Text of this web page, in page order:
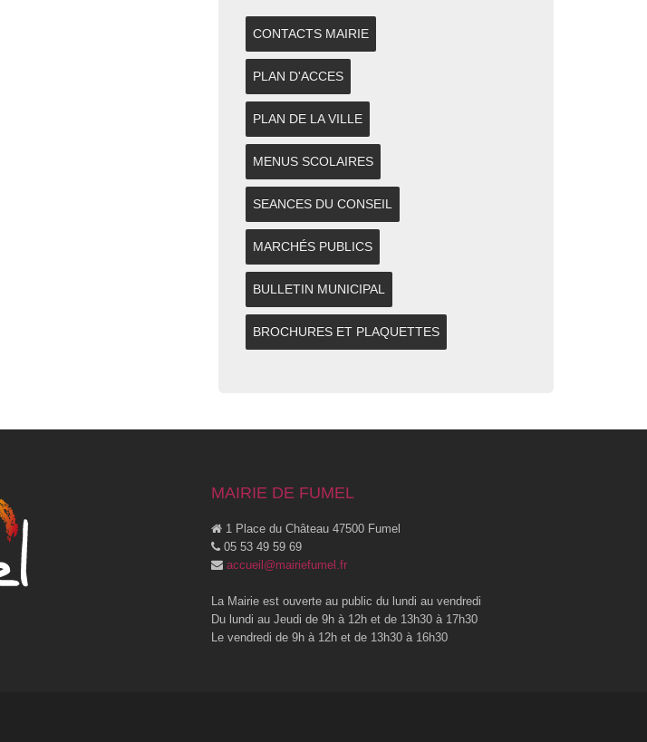
CONTACTS MAIRIE
PLAN D'ACCES
PLAN DE LA VILLE
MENUS SCOLAIRES
SEANCES DU CONSEIL
MARCHÉS PUBLICS
BULLETIN MUNICIPAL
BROCHURES ET PLAQUETTES
MAIRIE DE FUMEL
1 Place du Château 47500 Fumel
05 53 49 59 69
accueil@mairiefumel.fr
La Mairie est ouverte au public du lundi au vendredi
Du lundi au Jeudi de 9h à 12h et de 13h30 à 17h30
Le vendredi de 9h à 12h et de 13h30 à 16h30